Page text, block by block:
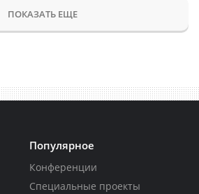
ПОКАЗАТЬ ЕЩЕ
Популярное
Конференции
Специальные проекты